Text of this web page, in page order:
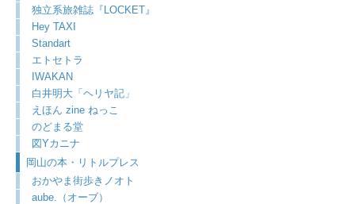
独立系旅雑誌『LOCKET』
Hey TAXI
Standart
エトセトラ
IWAKAN
白井明大「ヘリヤ記」
えほん zine ねっこ
のどまる堂
図Yカニナ
岡山の本・リトルプレス
おかやま街歩きノオト
aube.（オーブ）